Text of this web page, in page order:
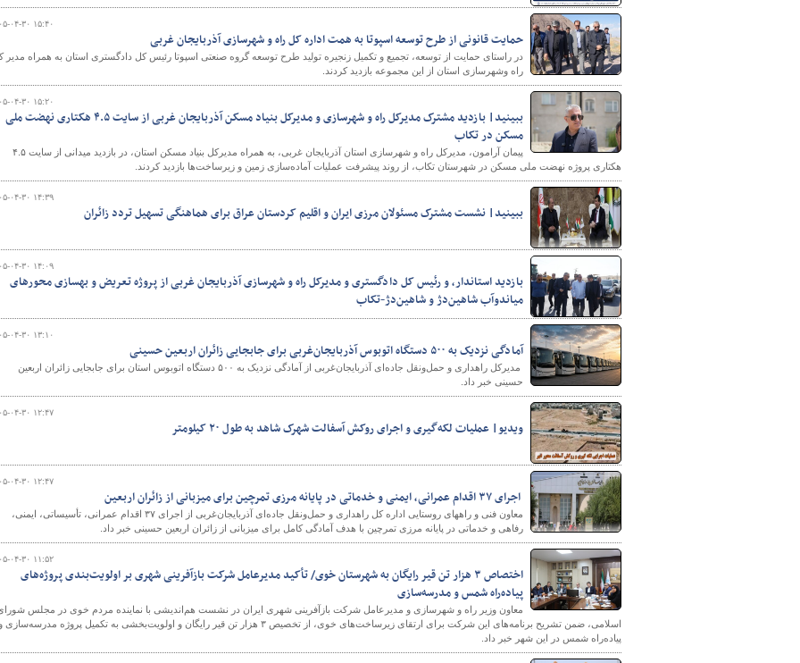
شهرسازی
۱۴۰۵-۰۴-۳۰
حمایت قانونی از طرح توسعه اسپوتا به همت اداره کل راه و شهرسازی آذربایجان غربی
در راستای حمایت از توسعه، تجمیع و تکمیل زنجیره تولید طرح توسعه گروه صنعتی اسپوتا رئیس کل دادگستری استان به همراه مدیر
راه وشهرسازی استان از این مجموعه بازدید کردند.
۱۴۰۵-۰۴-۳۰
ببینید| بازدید مشترک مدیرکل راه و شهرسازی و مدیرکل بنیاد مسکن آذربایجان غربی از سایت ۴.۵ هکتاری نهضت ملی
مسکن در تکاب
پیمان آرامون، مدیرکل راه و شهرسازی استان آذربایجان غربی، به همراه مدیرکل بنیاد مسکن استان، در بازدید میدانی از سایت ۴.۵
هکتاری پروژه نهضت ملی مسکن در شهرستان تکاب، از روند پیشرفت عملیات آماده‌سازی زمین و زیرساخت‌ها بازدید کردند.
۱۴۰۵-۰۴-۳۰
ببینید| نشست مشترک مسئولان مرزی ایران و اقلیم کردستان عراق برای هماهنگی تسهیل تردد زائران
۱۴۰۵-۰۴-۳۰
بازدید استاندار، و رئیس کل دادگستری و مدیرکل راه و شهرسازی آذربایجان غربی از پروژه تعریض و بهسازی محورهای
میاندوآب شاهین‌دژ و شاهین‌دژ-تکاب
۱۴۰۵-۰۴-۳۰
آمادگی نزدیک به ۵۰۰ دستگاه اتوبوس آذربایجان‌غربی برای جابجایی زائران اربعین حسینی
​​​​​​​ مدیرکل راهداری و حمل‌ونقل جاده‌ای آذربایجان‌غربی از آمادگی نزدیک به ۵۰۰ دستگاه اتوبوس استان برای جابجایی زائران اربعین
حسینی خبر داد.
۱۴۰۵-۰۴-۳۰
ویدیو| عملیات لکه‌گیری و اجرای روکش آسفالت شهرک شاهد به طول ۲۰ کیلومتر
۱۴۰۵-۰۴-۳۰
​​​​​​​ اجرای ۳۷ اقدام عمرانی، ایمنی و خدماتی در پایانه مرزی تمرچین برای میزبانی از زائران اربعین
معاون فنی و راههای روستایی اداره کل راهداری و حمل‌ونقل جاده‌ای آذربایجان‌غربی از اجرای ۳۷ اقدام عمرانی، تأسیساتی، ایمنی،
رفاهی و خدماتی در پایانه مرزی تمرچین با هدف آمادگی کامل برای میزبانی از زائران اربعین حسینی خبر داد.
۱۴۰۵-۰۴-۳۰
اختصاص ۳ هزار تن قیر رایگان به شهرستان خوی/ تأکید مدیرعامل شرکت بازآفرینی شهری بر اولویت‌بندی پروژه‌های
پیاده‌راه شمس و مدرسه‌سازی
معاون وزیر راه و شهرسازی و مدیرعامل شرکت بازآفرینی شهری ایران در نشست هم‌اندیشی با نماینده مردم خوی در مجلس
اسلامی، ضمن تشریح برنامه‌های این شرکت برای ارتقای زیرساخت‌های خوی، از تخصیص ۳ هزار تن قیر رایگان و اولویت‌بخشی به تکمیل پروژه مدرسه‌سازی و
پیاده‌راه شمس در این شهر خبر داد.